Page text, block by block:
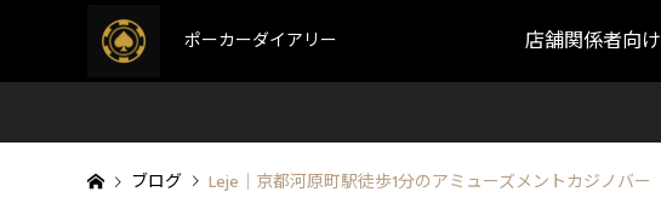
ポーカーダイアリー 店舗関係者向け
ブログ Leje｜京都河原町駅徒歩1分のアミューズメントカジノバー